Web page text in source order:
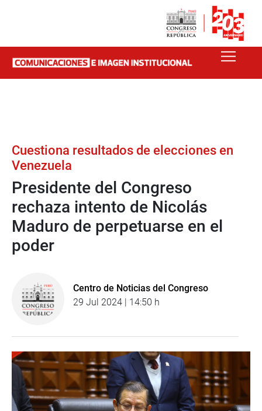
Cuestiona resultados de elecciones en
Venezuela
Presidente del Congreso
rechaza intento de Nicolás
Maduro de perpetuarse en el
poder
Centro de Noticias del Congreso
29 Jul 2024 | 14:50 h